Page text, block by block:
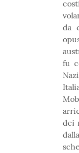
da
fu
dei